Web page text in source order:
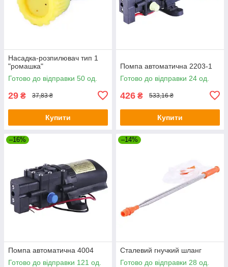
Насадка-розпилювач тип 1
"ромашка"
Готово до відправки 50 од.
29 ₴ 37,83 ₴
Купити
Помпа автоматична 2203-1
Готово до відправки 24 од.
426 ₴ 533,16 ₴
Купити
–16%
Помпа автоматична 4004
Готово до відправки 121 од.
–14%
Сталевий гнучкий шланг
Готово до відправки 28 од.